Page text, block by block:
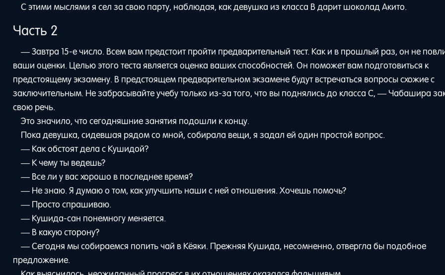
С этими мыслями я сел за свою парту, наблюдая, как девушка из класса B дарит шоколад Акито.
Часть 2
— Завтра 15-е число. Всем вам предстоит пройти предварительный тест. Как и в прошлый раз, он не
ваши оценки. Целью этого теста является оценка ваших способностей. Он поможет вам подготовиться к
предстоящему экзамену. В предстоящем предварительном экзамене будут встречаться вопросы схожие с
заключительным. Не забрасывайте учебу только из-за того, что вы поднялись до класса C, — Чабашира
свою речь.
Это значило, что сегодняшние занятия подошли к концу.
Пока девушка, сидевшая рядом со мной, собирала вещи, я задал ей один простой вопрос.
— Как обстоят дела с Кушидой?
— К чему ты ведешь?
— Все ли у вас хорошо в последнее время?
— Не знаю. Я думаю о том, как улучшить наши с ней отношения. Хочешь помочь?
— Просто спрашиваю.
— Кушида-сан понемногу меняется.
— В какую сторону?
— Сегодня мы собираемся попить чай в Кёяки. Прежняя Кушида, несомненно, отвергла бы подобное
предложение.